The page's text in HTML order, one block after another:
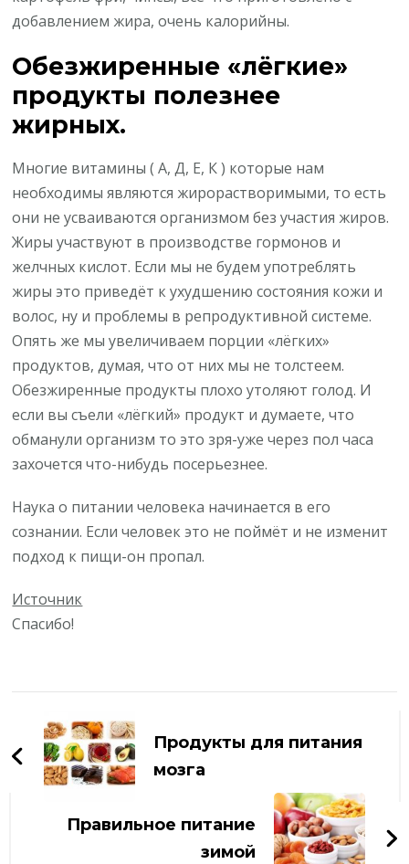
добавлением жира, очень калорийны.
Обезжиренные «лёгкие»
продукты полезнее
жирных.
Многие витамины ( А, Д, Е, К ) которые нам
необходимы являются жирорастворимыми, то есть
они не усваиваются организмом без участия жиров.
Жиры участвуют в производстве гормонов и
желчных кислот. Если мы не будем употреблять
жиры это приведёт к ухудшению состояния кожи и
волос, ну и проблемы в репродуктивной системе.
Опять же мы увеличиваем порции «лёгких»
продуктов, думая, что от них мы не толстеем.
Обезжиренные продукты плохо утоляют голод. И
если вы съели «лёгкий» продукт и думаете, что
обманули организм то это зря-уже через пол часа
захочется что-нибудь посерьезнее.
Наука о питании человека начинается в его
сознании. Если человек это не поймёт и не изменит
подход к пищи-он пропал.
Источник
Спасибо!
по
записям
Продукты для питания
мозга
Правильное питание
зимой